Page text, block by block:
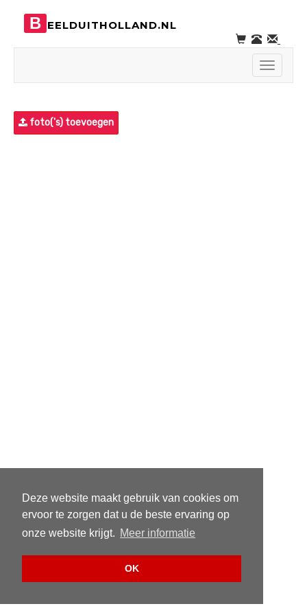
Deze website maakt gebruik van cookies om
ervoor te zorgen dat u de beste ervaring op
onze website krijgt. Meer informatie
OK
B EELDUITHOLLAND.NL
Toggle
foto('s) toevoegen